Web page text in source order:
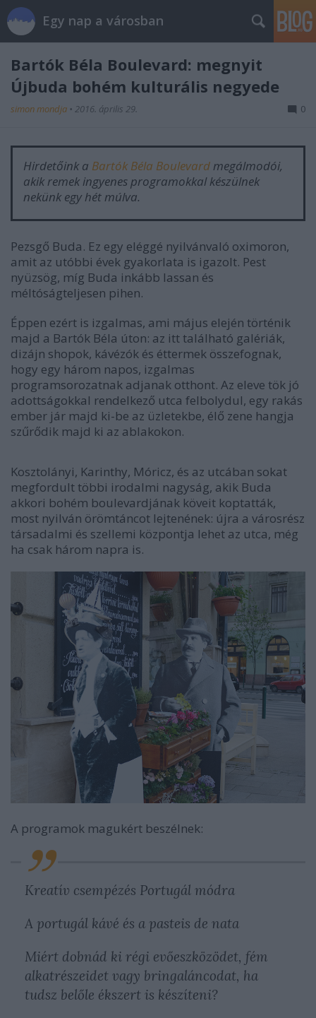
Egy nap a városban
Bartók Béla Boulevard: megnyit
Újbuda bohém kulturális negyede
simon mondja • 2016. április 29. 0
Hirdetőink a Bartók Béla Boulevard megálmodói,
akik remek ingyenes programokkal készülnek
nekünk egy hét múlva.
Pezsgő Buda. Ez egy eléggé nyilvánvaló oximoron,
amit az utóbbi évek gyakorlata is igazolt. Pest
nyüzsög, míg Buda inkább lassan és
méltóságteljesen pihen.
Éppen ezért is izgalmas, ami május elején történik
majd a Bartók Béla úton: az itt található galériák,
dizájn shopok, kávézók és éttermek összefognak,
hogy egy három napos, izgalmas
programsorozatnak adjanak otthont. Az eleve tök jó
adottságokkal rendelkező utca felbolydul, egy rakás
ember jár majd ki-be az üzletekbe, élő zene hangja
szűrődik majd ki az ablakokon.
Kosztolányi, Karinthy, Móricz, és az utcában sokat
megfordult többi irodalmi nagyság, akik Buda
akkori bohém boulevardjának köveit koptatták,
most nyilván örömtáncot lejtenének: újra a városrész
társadalmi és szellemi központja lehet az utca, még
ha csak három napra is.
A programok magukért beszélnek:
Kreatív csempézés Portugál módra
A portugál kávé és a pasteis de nata
Miért dobnád ki régi evőeszközödet, fém
alkatrészeidet vagy bringaláncodat, ha
tudsz belőle ékszert is készíteni?